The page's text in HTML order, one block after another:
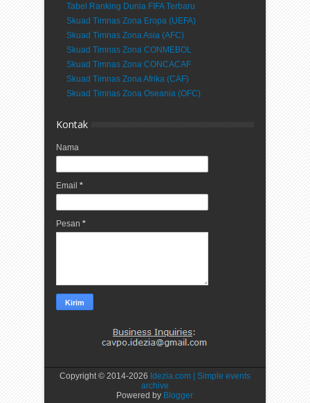
Tabel Ranking Dunia FIFA Terbaru
Skuad Timnas Zona Eropa (UEFA)
Skuad Timnas Zona Asia (AFC)
Skuad Timnas Zona CONMEBOL
Skuad Timnas Zona CONCACAF
Skuad Timnas Zona Afrika (CAF)
Skuad Timnas Zona Oseania (OFC)
Kontak
Nama
Email *
Pesan *
Copyright © 2014-2026 Idezia.com | Simple events
archive
Powered by Blogger